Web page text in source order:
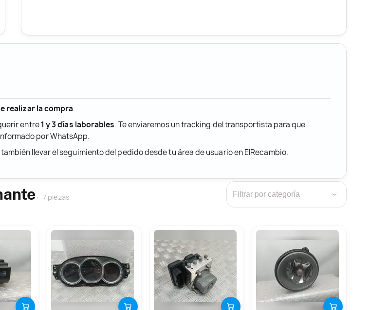
realizar la compra.
entre1 y 3 días laborables. Te enviaremos un tracking del transportista para que
por WhatsApp.
llevar el seguimiento del pedido desde tu área de usuario en ElRecambio.
7 piezas ›